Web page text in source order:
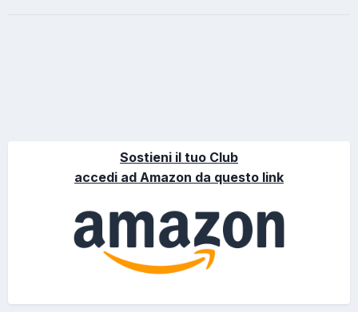
Sostieni il tuo Club
accedi ad Amazon da questo link